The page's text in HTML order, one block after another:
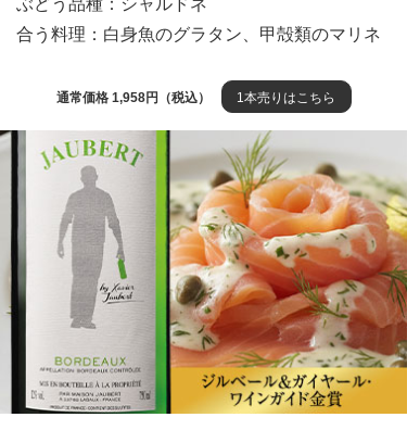
合う料理：白身魚のグラタン、甲殻類のマリネ
通常価格 1,958円（税込） 1本売りはこちら